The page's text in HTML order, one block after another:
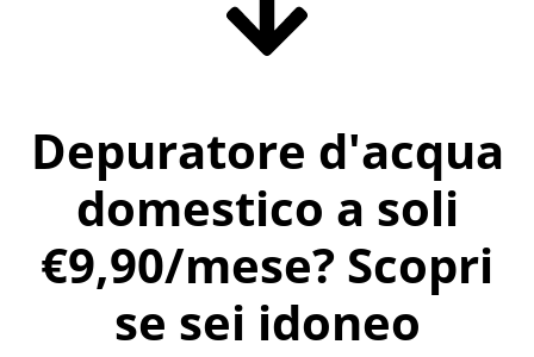
Depuratore d'acqua
domestico a soli
€9,90/mese? Scopri
se sei idoneo